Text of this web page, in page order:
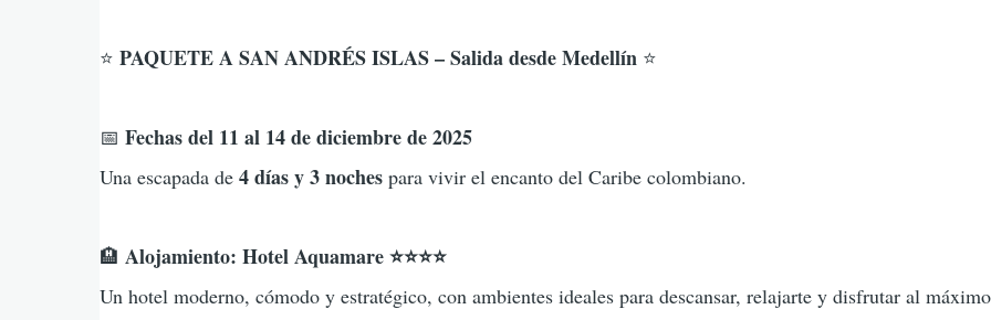
⭐ PAQUETE A SAN ANDRÉS ISLAS – Salida desde Medellín ⭐
📅 Fechas del 11 al 14 de diciembre de 2025
Una escapada de 4 días y 3 noches para vivir el encanto del Caribe colombiano.
🏨 Alojamiento: Hotel Aquamare ⭐⭐⭐⭐
Un hotel moderno, cómodo y estratégico, con ambientes ideales para descansar, relajarte y disfrutar al